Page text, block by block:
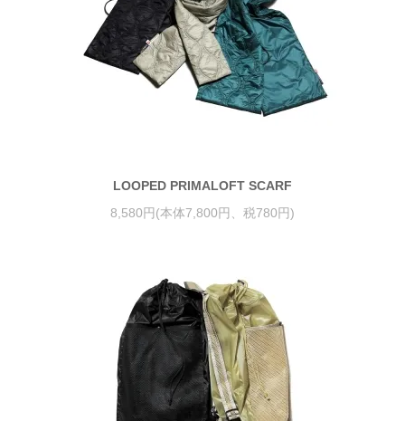
LOOPED PRIMALOFT SCARF
8,580円(本体7,800円、税780円)